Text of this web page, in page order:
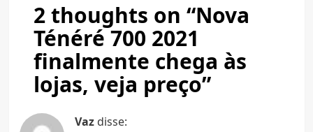
2 thoughts on “Nova
Ténéré 700 2021
finalmente chega às
lojas, veja preço”
Vaz disse: